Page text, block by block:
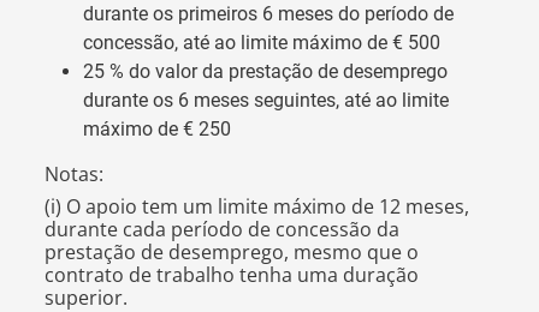
durante os primeiros 6 meses do período de
concessão, até ao limite máximo de € 500
25 % do valor da prestação de desemprego
durante os 6 meses seguintes, até ao limite
máximo de € 250
Notas:
(i) O apoio tem um limite máximo de 12 meses,
durante cada período de concessão da
prestação de desemprego, mesmo que o
contrato de trabalho tenha uma duração
superior.